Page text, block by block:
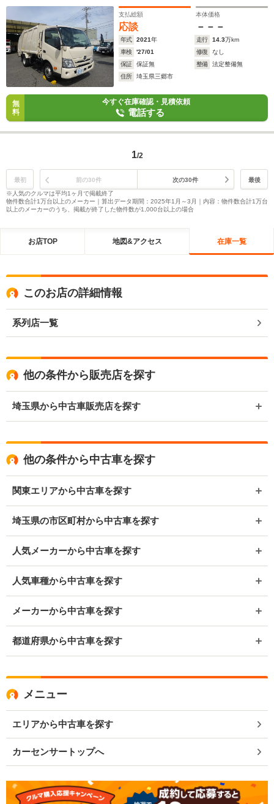
支払総額
応談
本体価格
－－－
年式 2021年 走行 14.3万km
車検
'27/01 修復
なし
保証
保証無 整備
法定整備無
住所
埼玉県三郷市
無
料
今すぐ在庫確認・見積依頼
電話する
1/2
最初 前の30件 次の30件
最後
※人気のクルマは平均1ヶ月で掲載終了
物件数合計1万台以上のメーカー｜算出データ期間：2025年1月～3月｜内容：物件数合計1万台
以上のメーカーのうち、掲載が終了した物件数が1,000台以上の場合
お店TOP 地図&アクセス 在庫一覧
このお店の詳細情報
系列店一覧
他の条件から販売店を探す
埼玉県から中古車販売店を探す
他の条件から中古車を探す
関東エリアから中古車を探す
埼玉県の市区町村から中古車を探す
人気メーカーから中古車を探す
人気車種から中古車を探す
メーカーから中古車を探す
都道府県から中古車を探す
メニュー
エリアから中古車を探す
カーセンサートップへ